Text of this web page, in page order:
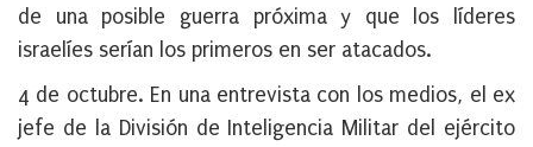
de una posible guerra próxima y que los líderes
israelíes serían los primeros en ser atacados.
4 de octubre. En una entrevista con los medios, el ex
jefe de la División de Inteligencia Militar del ejército